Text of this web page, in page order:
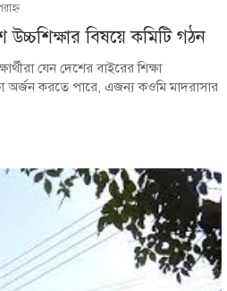
উচ্চশিক্ষার বিষয়ে কমিটি গঠন
যেন দেশের বাইরের শিক্ষা
অর্জন করতে পারে, এজন্য কওমি মাদরাসার